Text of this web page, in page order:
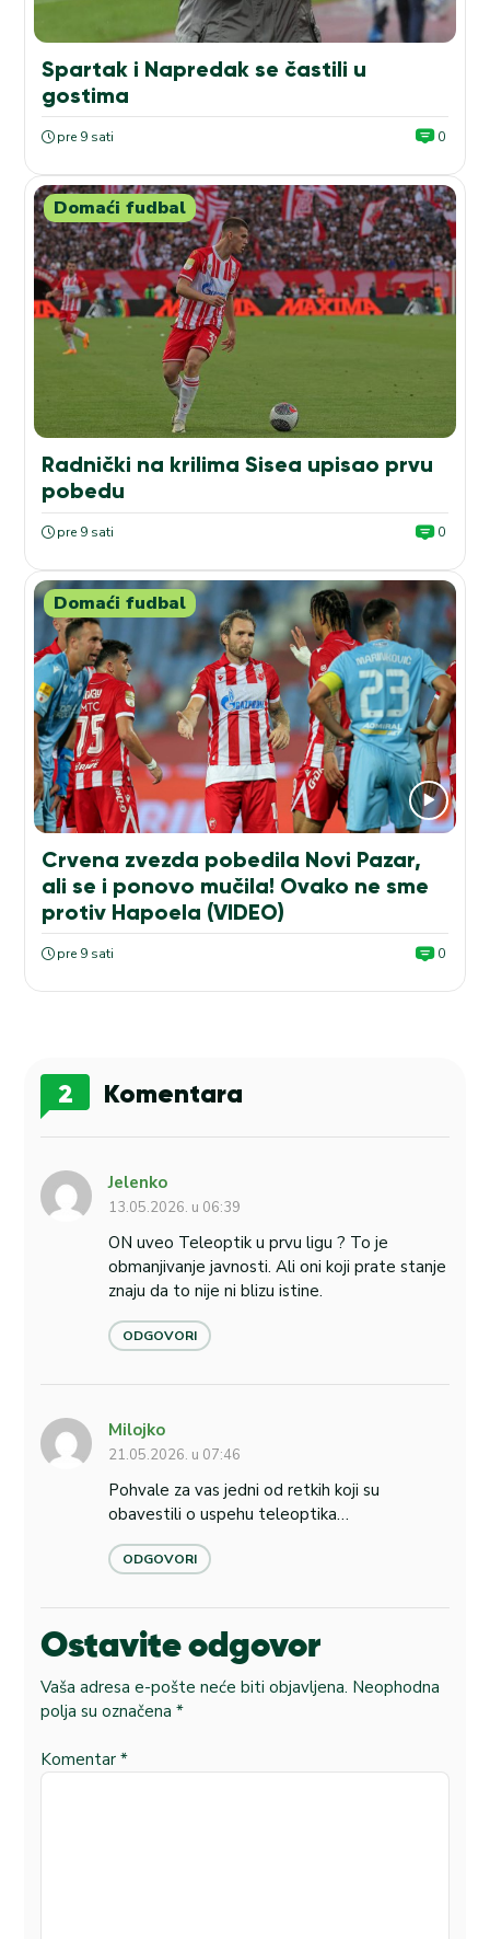
Spartak i Napredak se častili u
gostima
pre 9 sati 0
Domaći fudbal
Radnički na krilima Sisea upisao prvu
pobedu
pre 9 sati 0
Domaći fudbal
Crvena zvezda pobedila Novi Pazar,
ali se i ponovo mučila! Ovako ne sme
protiv Hapoela (VIDEO)
pre 9 sati 0
2 Komentara
Jelenko
13.05.2026. u 06:39
ON uveo Teleoptik u prvu ligu ? To je
obmanjivanje javnosti. Ali oni koji prate stanje
znaju da to nije ni blizu istine.
ODGOVORI
Milojko
21.05.2026. u 07:46
Pohvale za vas jedni od retkih koji su
obavestili o uspehu teleoptika…
ODGOVORI
Ostavite odgovor
Vaša adresa e-pošte neće biti objavljena. Neophodna
polja su označena *
Komentar *